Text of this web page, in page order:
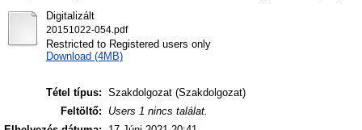
Digitalizált
20151022-054.pdf
Restricted to Registered users only
Download (4MB)
Tétel típus: Szakdolgozat (Szakdolgozat)
Feltöltő:
Users 1 nincs találat.